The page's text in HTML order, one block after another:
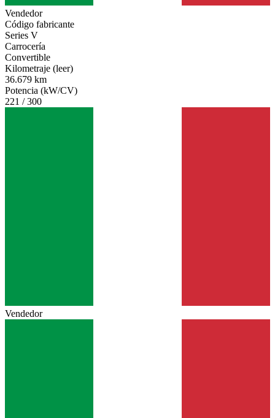
Vendedor
Código fabricante
Series V
Carrocería
Convertible
Kilometraje (leer)
36.679 km
Potencia (kW/CV)
221 / 300
Vendedor